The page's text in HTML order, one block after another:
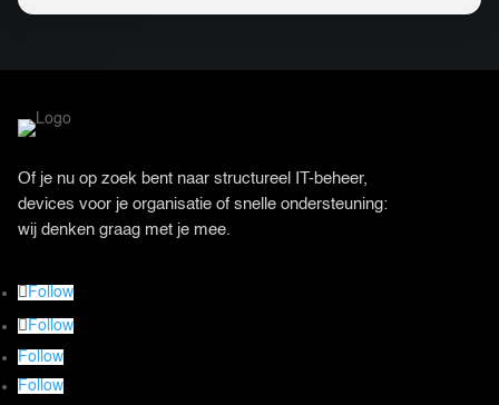
Of je nu op zoek bent naar structureel IT-beheer,
devices voor je organisatie of snelle ondersteuning:
wij denken graag met je mee.
Follow
Follow
Follow
Follow